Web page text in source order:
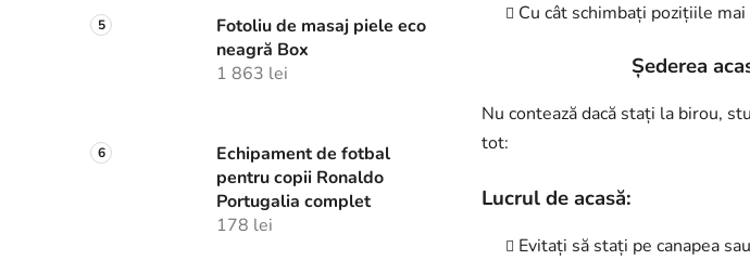
Fotoliu de masaj piele eco
neagră Box
1 863 lei
Echipament de fotbal
pentru copii Ronaldo
Portugalia complet
178 lei
Cu cât schimbați pozițiile
Șederea
Nu contează dacă stați la birou,
tot:
Lucrul de acasă:
Evitați să stați pe canapea